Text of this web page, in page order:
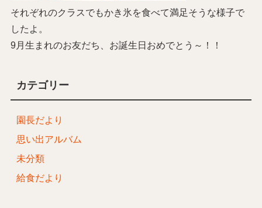
それぞれのクラスでもかき氷を食べて満足そうな様子で
したよ。
9月生まれのお友だち、お誕生日おめでとう～！！
カテゴリー
園長だより
思い出アルバム
未分類
給食だより